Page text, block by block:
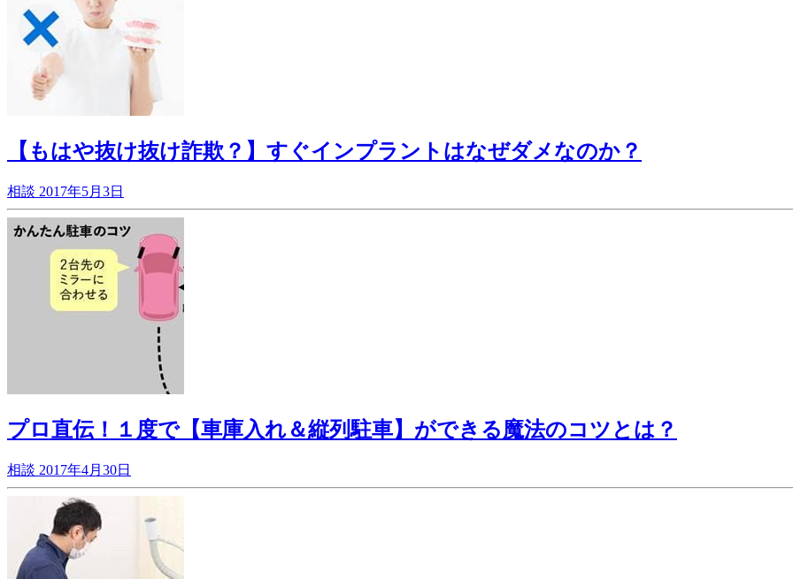
【もはや抜け抜け詐欺？】すぐインプラントはなぜダメなのか？
相談 2017年5月3日
プロ直伝！１度で【車庫入れ＆縦列駐車】ができる魔法のコツとは？
相談 2017年4月30日